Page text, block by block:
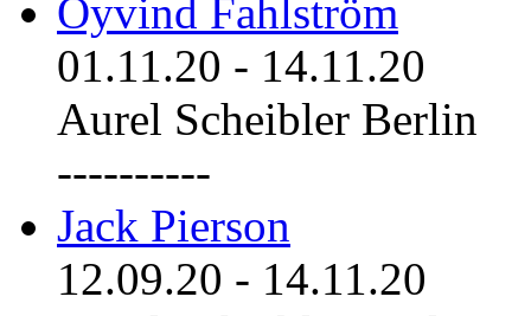
Öyvind Fahlström
01.11.20 - 14.11.20
Aurel Scheibler Berlin
----------
Jack Pierson
12.09.20 - 14.11.20